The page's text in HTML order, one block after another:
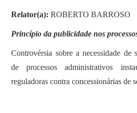
Relator(a):ROBERTO BARROSO
Princípio da publicidade nos
Controvérsia sobre a necessidade de
de processos administrativos
reguladoras contra concessionárias de